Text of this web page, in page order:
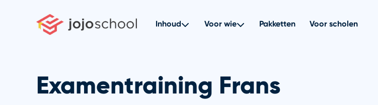
Inhoud Voor wie Pakketten Voor scholen
Examentraining Frans